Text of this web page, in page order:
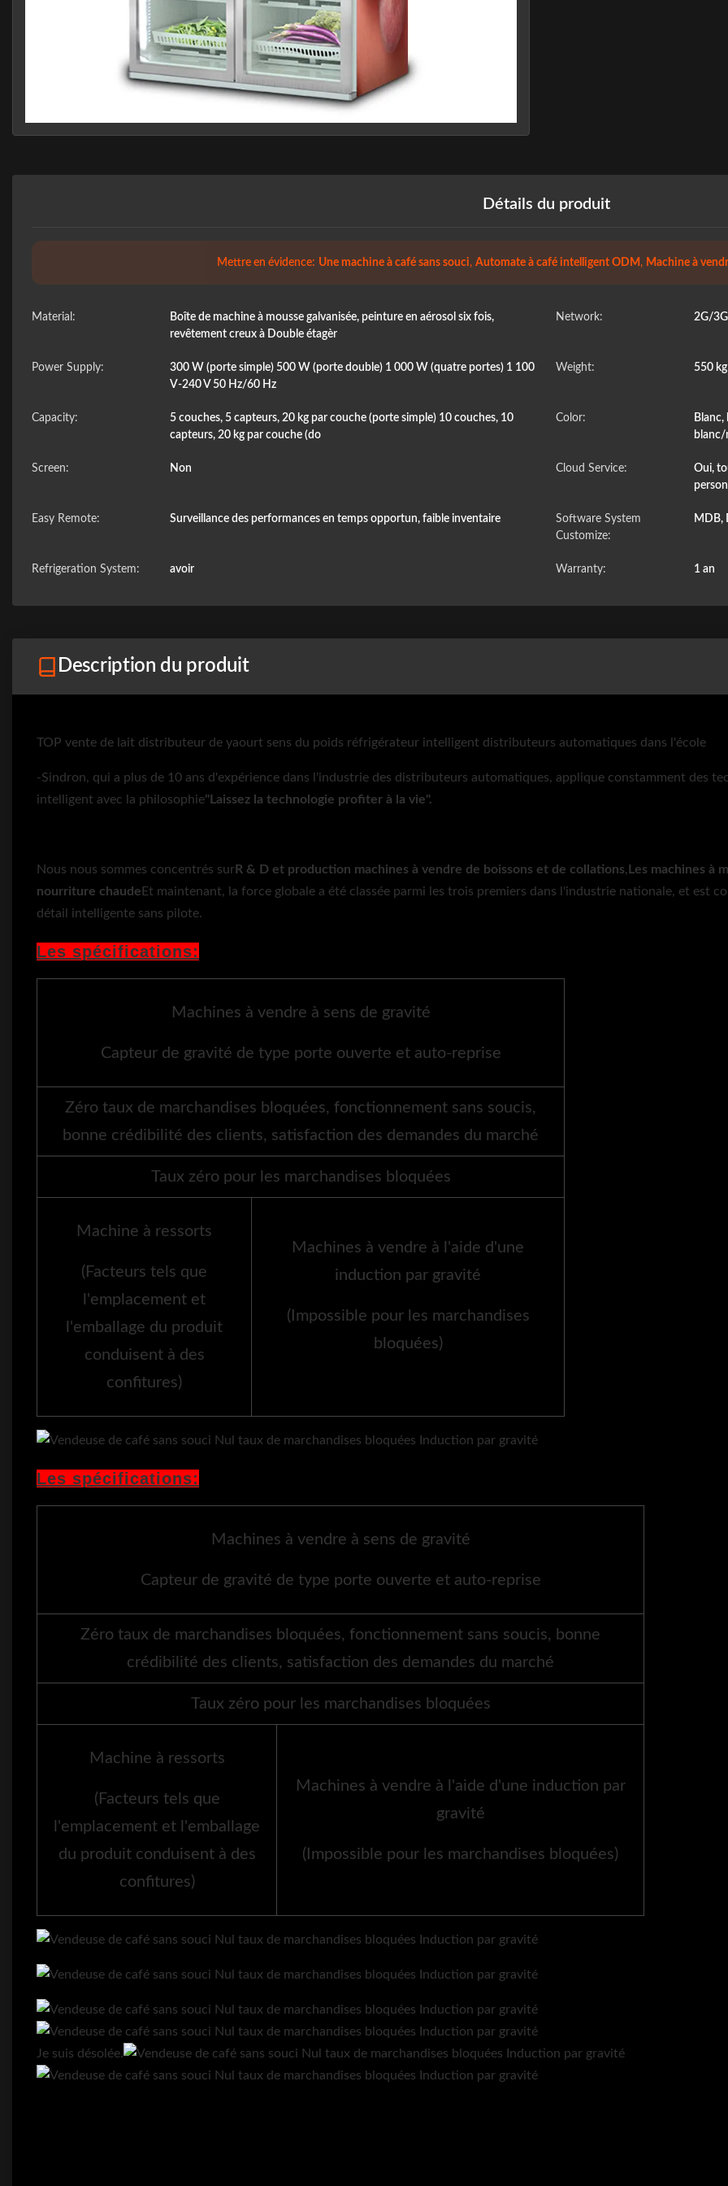
Détails du produit
Mettre en évidence: Une machine à café sans souci, Automate à café intelligent ODM , Machine à
Material:
Boîte de machine à mousse galvanisée, peinture en aérosol six fois,
revêtement creux à Double étagèr
Network: 2G/
Power Supply:
300 W (porte simple) 500 W (porte double) 1 000 W (quatre portes) 1 100
V-240 V 50 Hz/60 Hz
Weight: 550
Capacity:
5 couches, 5 capteurs, 20 kg par couche (porte simple) 10 couches, 10
capteurs, 20 kg par couche (do
Color:
Screen: Non Cloud Service:
Oui,
Easy Remote: Surveillance des performances en temps opportun, faible inventaire
Software System
Customize:
MDB,
Refrigeration System: avoir Warranty: 1 an
Description du produit
TOP vente de lait distributeur de yaourt sens du poids réfrigérateur intelligent distributeurs automatiques dans l'école
-Sindron, qui a plus de 10 ans d'expérience dans l'industrie des distributeurs automatiques, applique constamment des
intelligent avec la philosophie"Laissez la technologie profiter à la vie".
Nous nous sommes concentrés surR & D et production machines à vendre de boissons et de collations, Les machines à
nourriture chaude Et maintenant, la force globale a été classée parmi les trois premiers dans l'industrie nationale, et est
détail intelligente sans pilote.
Les spécifications:
Machines à vendre à sens de gravité
Capteur de gravité de type porte ouverte et auto-reprise
Zéro taux de marchandises bloquées, fonctionnement sans soucis,
bonne crédibilité des clients, satisfaction des demandes du marché
Taux zéro pour les marchandises bloquées
Machine à ressorts
(Facteurs tels que
l'emplacement et
l'emballage du produit
conduisent à des
confitures)
Machines à vendre à l'aide d'une
induction par gravité
(Impossible pour les marchandises
bloquées)
Les spécifications:
Machines à vendre à sens de gravité
Capteur de gravité de type porte ouverte et auto-reprise
Zéro taux de marchandises bloquées, fonctionnement sans soucis, bonne
crédibilité des clients, satisfaction des demandes du marché
Taux zéro pour les marchandises bloquées
Machine à ressorts
(Facteurs tels que
l'emplacement et l'emballage
du produit conduisent à des
confitures)
Machines à vendre à l'aide d'une induction par
gravité
(Impossible pour les marchandises bloquées)
Je suis désolée.